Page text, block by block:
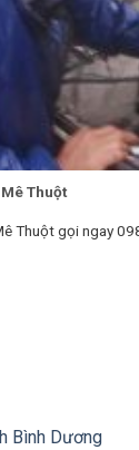
Thuột
Thuột gọi ngay
Bình Dương